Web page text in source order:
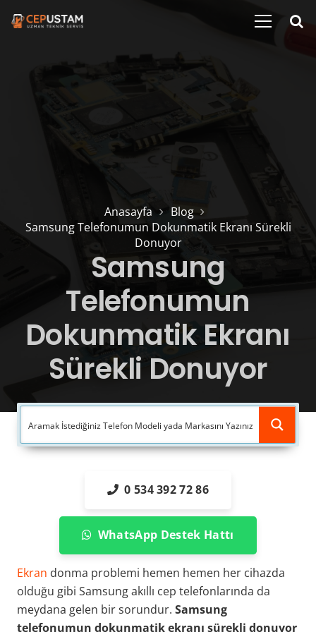
Anasayfa
Blog
Samsung Telefonumun Dokunmatik Ekranı Sürekli
Donuyor
Samsung
Telefonumun
Dokunmatik Ekranı
Sürekli Donuyor
0 534 392 72 86
WhatsApp Destek Hattı
Ekran donma problemi hemen hemen her cihazda
olduğu gibi Samsung akıllı cep telefonlarında da
meydana gelen bir sorundur. Samsung
telefonumun dokunmatik ekranı sürekli donuyor